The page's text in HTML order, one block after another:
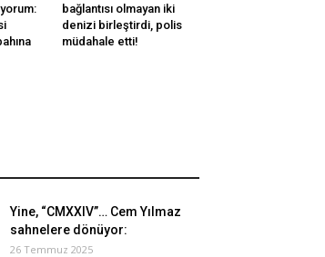
bağlantısı olmayan iki
denizi birleştirdi, polis
müdahale etti!
Yine, “CMXXIV”… Cem Yılmaz
sahnelere dönüyor:
26 Temmuz 2025